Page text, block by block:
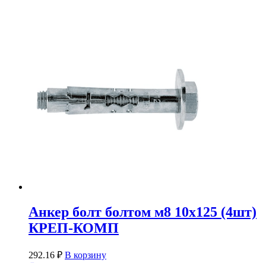
Анкер болт болтом м8 10х125 (4шт)
КРЕП-КОМП
292.16 ₽ В корзину